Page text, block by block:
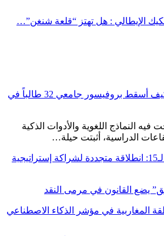
الإيطالي : هل تهتز “قلعة شنغن”…
مصيدة «النص الخفي».. كيف أسقط بروفيسور جامعي 32 طالباً في
فيه النماذج اللغوية والأدوات الذكية
الدراسية، أثبتت حيلة…
القمة المغربية الفرنسية الـ15: انطلاقة متجددة لشراكة إستراتيجية
يضع القانون في مرمى النقد
المغاربية في مؤشر الذكاء الاصطناعي